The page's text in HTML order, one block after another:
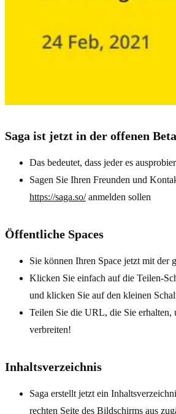
Saga ist jetzt in der offenen
Das bedeutet, dass jeder es
Sagen Sie Ihren Freunden und
https://saga.so/anmelden sollen
Öffentliche Spaces
Sie können Ihren Space jetzt mit der
Klicken Sie einfach auf die Teilen-
und klicken Sie auf den kleinen
Teilen Sie die URL, die Sie erhalten,
verbreiten!
Inhaltsverzeichnis
Saga erstellt jetzt ein
rechten Seite des Bildschirms aus